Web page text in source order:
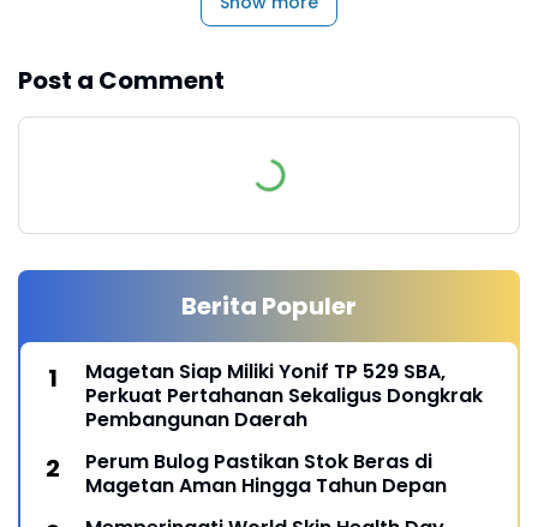
Post a Comment
Berita Populer
Magetan Siap Miliki Yonif TP 529 SBA,
Perkuat Pertahanan Sekaligus Dongkrak
Pembangunan Daerah
Perum Bulog Pastikan Stok Beras di
Magetan Aman Hingga Tahun Depan